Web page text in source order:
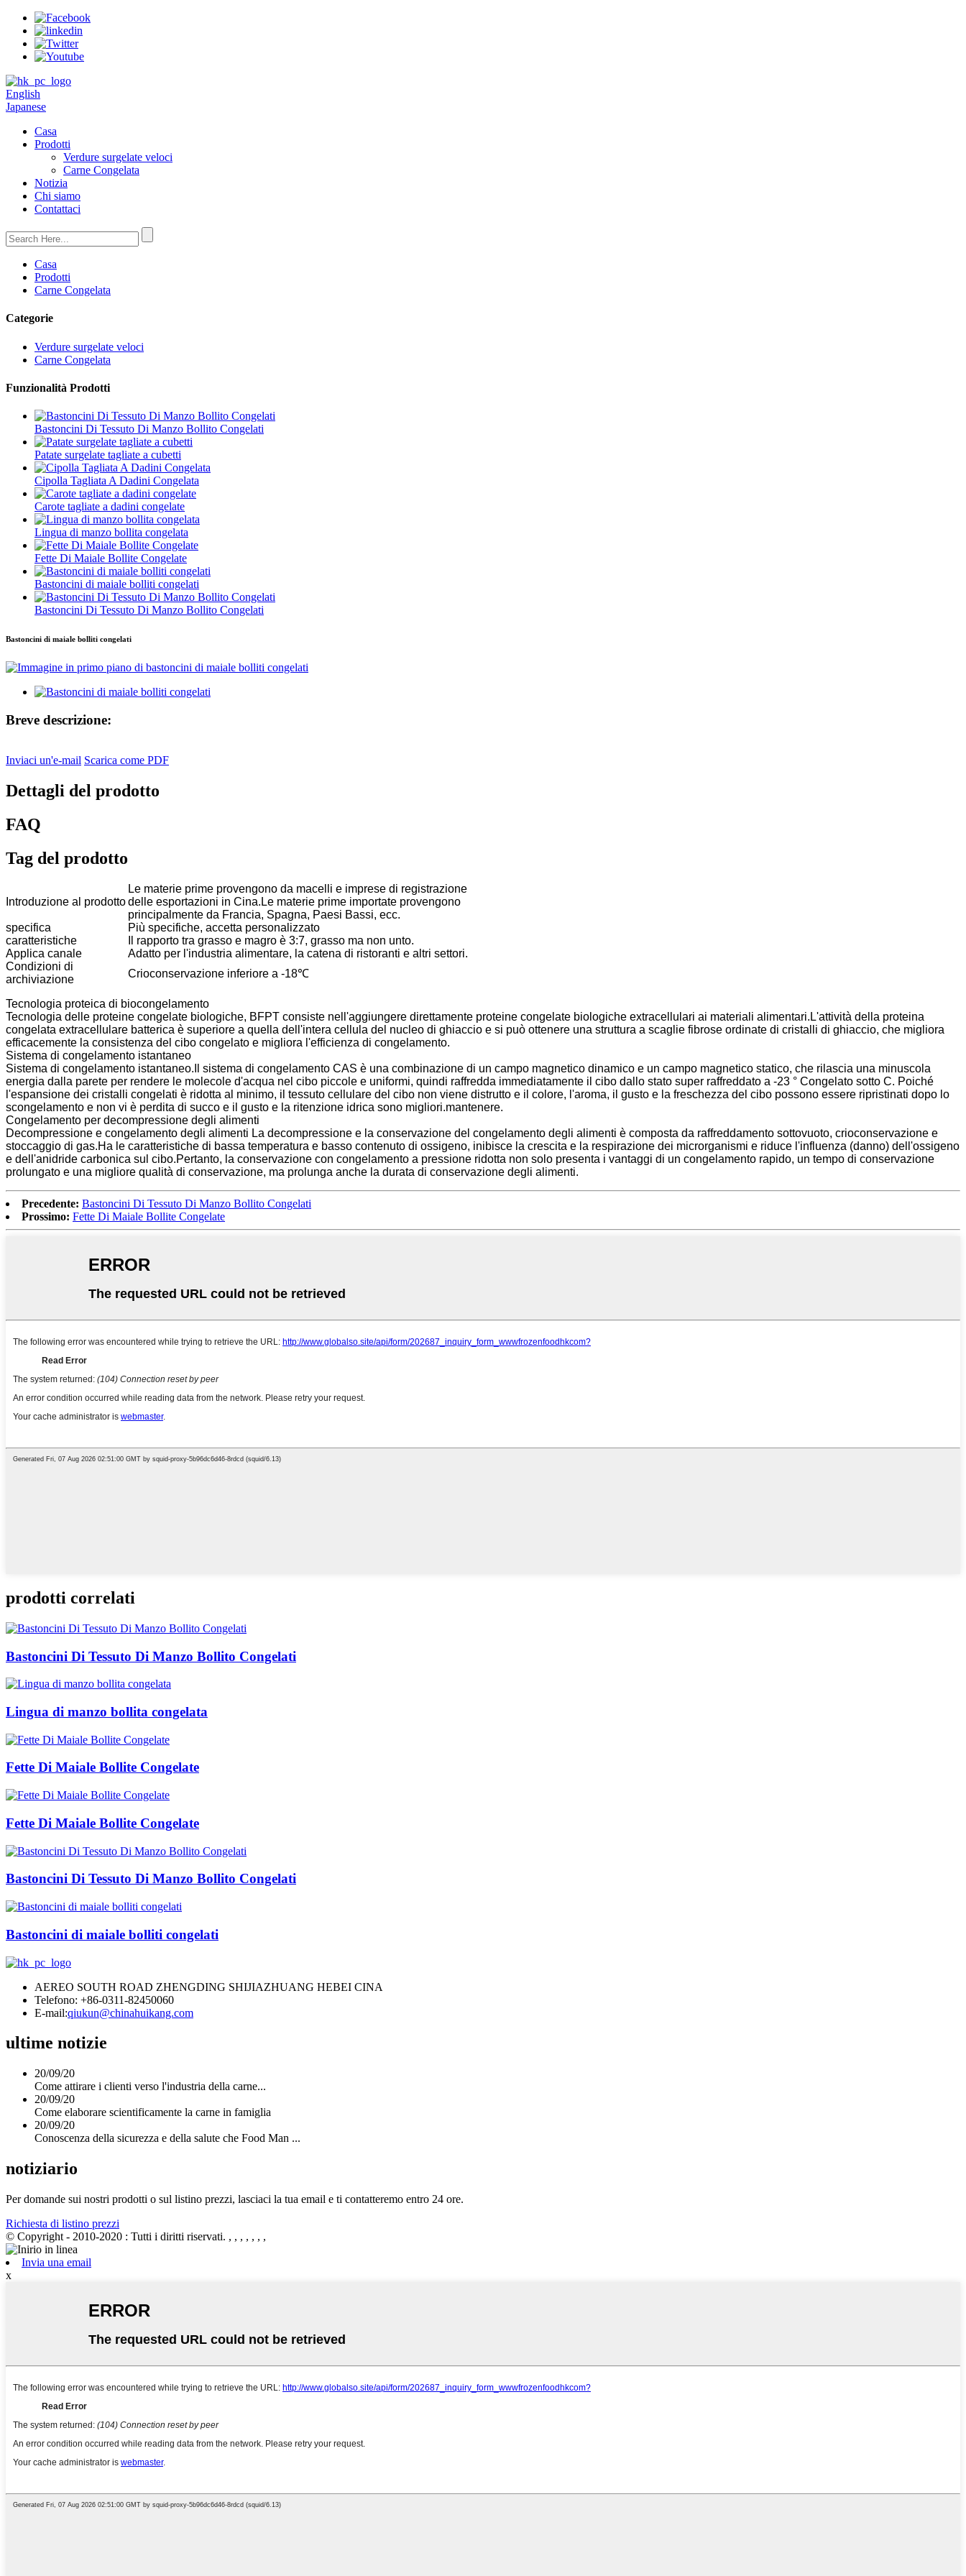
English
Japanese
Casa
Prodotti
Verdure surgelate veloci
Carne Congelata
Notizia
Chi siamo
Contattaci
Casa
Prodotti
Carne Congelata
Categorie
Verdure surgelate veloci
Carne Congelata
Funzionalità Prodotti
Bastoncini Di Tessuto Di Manzo Bollito Congelati
Patate surgelate tagliate a cubetti
Cipolla Tagliata A Dadini Congelata
Carote tagliate a dadini congelate
Lingua di manzo bollita congelata
Fette Di Maiale Bollite Congelate
Bastoncini di maiale bolliti congelati
Bastoncini Di Tessuto Di Manzo Bollito Congelati
Bastoncini di maiale bolliti congelati
Breve descrizione:
Inviaci un'e-mail Scarica come PDF
Dettagli del prodotto
FAQ
Tag del prodotto
Introduzione al prodotto
Le materie prime provengono da macelli e imprese di registrazione
delle esportazioni in Cina.Le materie prime importate provengono
principalmente da Francia, Spagna, Paesi Bassi, ecc.
specifica
Più specifiche, accetta personalizzato
caratteristiche
Il rapporto tra grasso e magro è 3:7, grasso ma non unto.
Applica canale
Adatto per l'industria alimentare, la catena di ristoranti e altri settori.
Condizioni di
archiviazione
Crioconservazione inferiore a -18℃
Tecnologia proteica di biocongelamento
Tecnologia delle proteine ​​​​congelate biologiche, BFPT consiste nell'aggiungere direttamente proteine ​​​​congelate biologiche extracellulari ai materiali alimentari.L'attività della proteina
congelata extracellulare batterica è superiore a quella dell'intera cellula del nucleo di ghiaccio e si può ottenere una struttura a scaglie fibrose ordinate di cristalli di ghiaccio, che migliora
efficacemente la consistenza del cibo congelato e migliora l'efficienza di congelamento.
Sistema di congelamento istantaneo
Sistema di congelamento istantaneo.Il sistema di congelamento CAS è una combinazione di un campo magnetico dinamico e un campo magnetico statico, che rilascia una minuscola
energia dalla parete per rendere le molecole d'acqua nel cibo piccole e uniformi, quindi raffredda immediatamente il cibo dallo stato super raffreddato a -23 ° Congelato sotto C. Poiché
l'espansione dei cristalli congelati è ridotta al minimo, il tessuto cellulare del cibo non viene distrutto e il colore, l'aroma, il gusto e la freschezza del cibo possono essere ripristinati dopo lo
scongelamento e non vi è perdita di succo e il gusto e la ritenzione idrica sono migliori.mantenere.
Congelamento per decompressione degli alimenti
Decompressione e congelamento degli alimenti La decompressione e la conservazione del congelamento degli alimenti è composta da raffreddamento sottovuoto, crioconservazione e
stoccaggio di gas.Ha le caratteristiche di bassa temperatura e basso contenuto di ossigeno, inibisce la crescita e la respirazione dei microrganismi e riduce l'influenza (danno) dell'ossigeno
e dell'anidride carbonica sul cibo.Pertanto, la conservazione con congelamento a pressione ridotta non solo presenta i vantaggi di un congelamento rapido, un tempo di conservazione
prolungato e una migliore qualità di conservazione, ma prolunga anche la durata di conservazione degli alimenti.
Precedente: Bastoncini Di Tessuto Di Manzo Bollito Congelati
Prossimo: Fette Di Maiale Bollite Congelate
prodotti correlati
Bastoncini Di Tessuto Di Manzo Bollito Congelati
Lingua di manzo bollita congelata
Fette Di Maiale Bollite Congelate
Fette Di Maiale Bollite Congelate
Bastoncini Di Tessuto Di Manzo Bollito Congelati
Bastoncini di maiale bolliti congelati
AEREO SOUTH ROAD ZHENGDING SHIJIAZHUANG HEBEI CINA
Telefono: +86-0311-82450060
E-mail:qiukun@chinahuikang.com
ultime notizie
20/09/20
Come attirare i clienti verso l'industria della carne...
20/09/20
Come elaborare scientificamente la carne in famiglia
20/09/20
Conoscenza della sicurezza e della salute che Food Man ...
notiziario
Per domande sui nostri prodotti o sul listino prezzi, lasciaci la tua email e ti contatteremo entro 24 ore.
Richiesta di listino prezzi
© Copyright - 2010-2020 : Tutti i diritti riservati. , , , , , , ,
Invia una email
x